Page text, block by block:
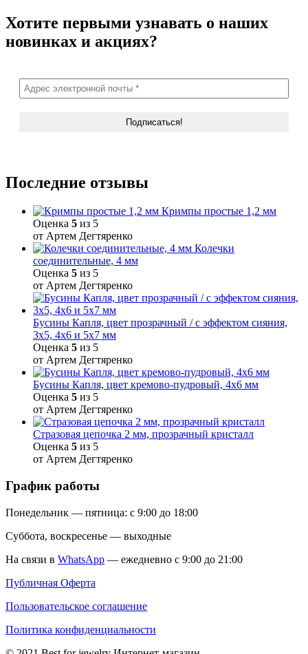
Хотите первыми узнавать о наших
новинках и акциях?
Последние отзывы
Кримпы простые 1,2 мм
Оценка 5 из 5
от Артем Дегтяренко
Колечки
соединительные, 4 мм
Оценка 5 из 5
от Артем Дегтяренко
Бусины Капля, цвет прозрачный / с эффектом сияния,
3х5, 4х6 и 5х7 мм
Оценка 5 из 5
от Артем Дегтяренко
Бусины Капля, цвет кремово-пудровый, 4х6 мм
Оценка 5 из 5
от Артем Дегтяренко
Стразовая цепочка 2 мм, прозрачный кристалл
Оценка 5 из 5
от Артем Дегтяренко
График работы
Понедельник — пятница: с 9:00 до 18:00
Суббота, воскресенье — выходные
На связи в WhatsApp — ежедневно с 9:00 до 21:00
Публичная Оферта
Пользовательское соглашение
Политика конфиденциальности